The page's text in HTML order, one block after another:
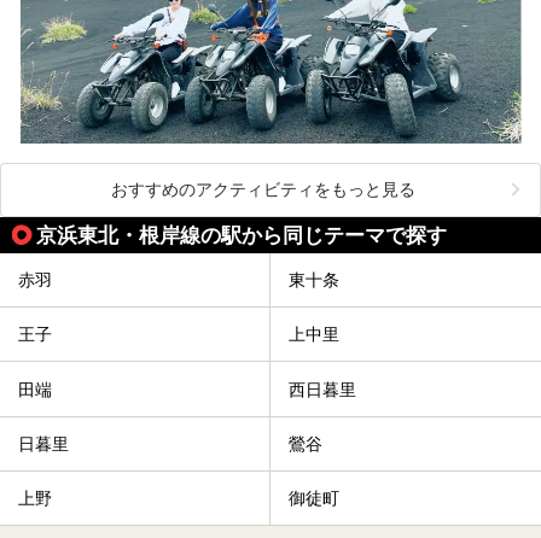
おすすめのアクティビティをもっと見る
京浜東北・根岸線の駅から同じテーマで探す
赤羽 東十条
王子 上中里
田端 西日暮里
日暮里 鶯谷
上野 御徒町